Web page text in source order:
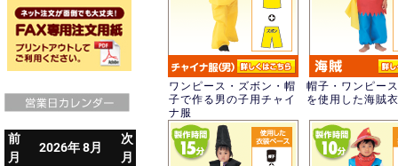
ワンピース・ズボン・帽
子で作る男の子用チャイ
ナ服
帽子・ワンピー
を使用した海賊